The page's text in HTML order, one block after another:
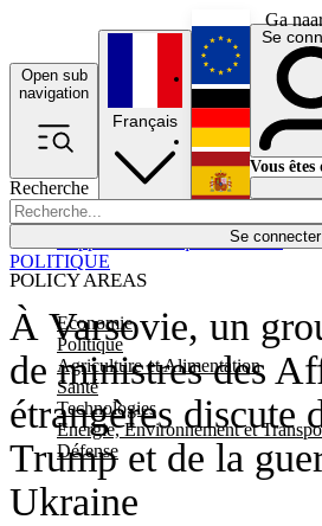
Ga
Open sub
navigation
Recherche
Se connecter
POLICY AREAS
Economie
Politique
Agriculture et Alimentation
Santé
Technologies
Energie, Environnement et
Défense
Économie
Français
English
Deutsch
Español
Se
Vous êtes
À Varsovie, un
de ministres des
étrangères discute
Trump et de la
Ukraine
POLITIQUE